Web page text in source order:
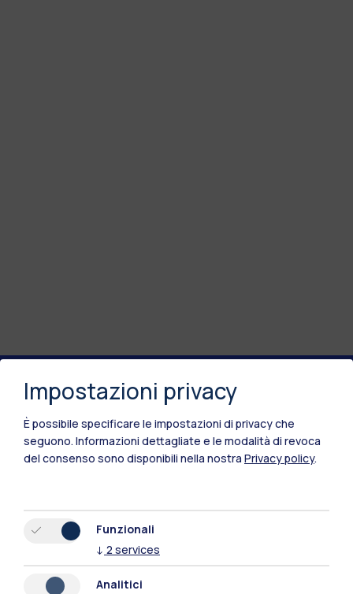
Polimi Community
Tutti i siti dell’ecosistema
Impostazioni privacy
È possibile specificare le impostazioni di privacy che
seguono. Informazioni dettagliate e le modalità di revoca
del consenso sono disponibili nella nostra Privacy policy.
Funzionali
↓ 2 services
Analitici